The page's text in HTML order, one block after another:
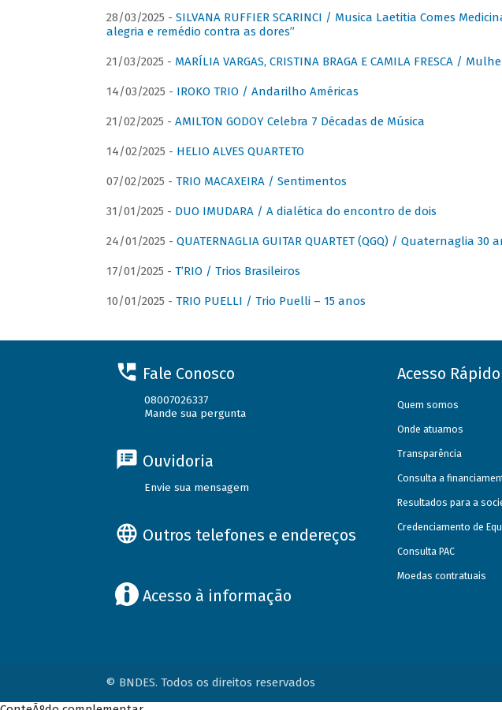
28/03/2025 - SILVANA RUFFIER SCARINCI / Musica Laetitia Comes
alegria e remédio contra as dores”
21/03/2025 - MARÍLIA VARGAS, CRISTINA BRAGA E CAMILA FRESCA /
14/03/2025 - IROKO TRIO / Andarilho Américas
21/02/2025 - AMILTON GODOY Celebra 7 Décadas de Música
14/02/2025 - HELIO ALVES QUARTETO
07/02/2025 - TRIO MACAXEIRA / Sentimentos
31/01/2025 - DUO IMUDARA / A dialética do encontro de dois
24/01/2025 - QUATERNAGLIA GUITAR QUARTET (QGQ) / Quaternaglia 30
17/01/2025 - T’RIO / Trios Brasileiros
10/01/2025 - TRIO PUELLI / Trio Puelli – 15 anos
Fale Conosco
08007026337
Mande sua pergunta
Ouvidoria
Envie sua mensagem
Outros telefones e endereços
Acesso à informação
Acesso Rápido
Quem somos
Onde atuamos
Transparência
Consulta a
Resultados para a
Credenciamento de
Consulta PAC
Moedas contratuais
© BNDES. Todos os direitos reservados